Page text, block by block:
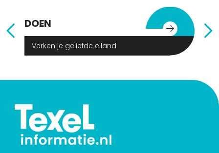
DOEN
Verken je geliefde eiland